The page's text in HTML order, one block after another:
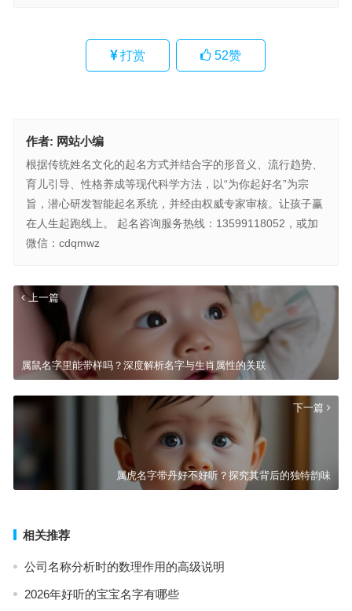
打赏 52赞
作者: 网站小编
根据传统姓名文化的起名方式并结合字的形音义、流行趋势、
育儿引导、性格养成等现代科学方法，以“为你起好名”为宗
旨，潜心研发智能起名系统，并经由权威专家审核。让孩子赢
在人生起跑线上。 起名咨询服务热线：13599118052，或加
微信：cdqmwz
上一篇
属鼠名字里能带样吗？深度解析名字与生肖属性的关联
下一篇
属虎名字带丹好不好听？探究其背后的独特韵味
相关推荐
公司名称分析时的数理作用的高级说明
2026年好听的宝宝名字有哪些